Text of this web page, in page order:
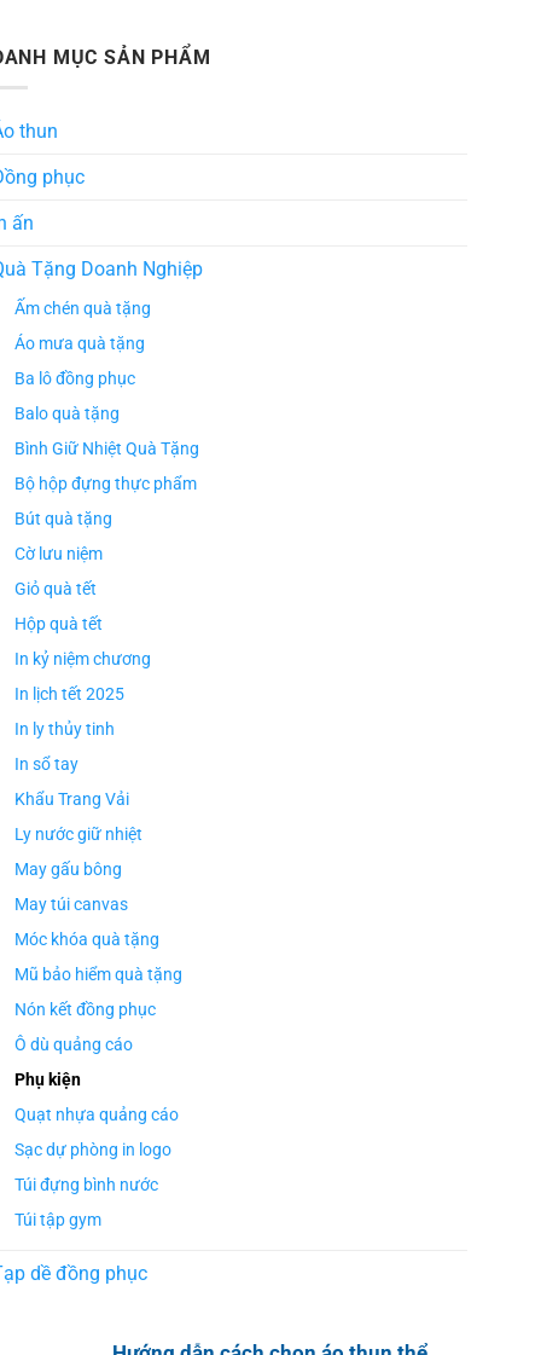
MỤC SẢN PHẨM
thun
phục
ấn
Tặng Doanh Nghiệp
Ấm chén quà tặng
Áo mưa quà tặng
Ba lô đồng phục
Balo quà tặng
Bình Giữ Nhiệt Quà Tặng
Bộ hộp đựng thực phẩm
Bút quà tặng
Cờ lưu niệm
Giỏ quà tết
Hộp quà tết
In kỷ niệm chương
In lịch tết 2025
In ly thủy tinh
In sổ tay
Khẩu Trang Vải
Ly nước giữ nhiệt
May gấu bông
May túi canvas
Móc khóa quà tặng
Mũ bảo hiểm quà tặng
Nón kết đồng phục
Ô dù quảng cáo
Phụ kiện
Quạt nhựa quảng cáo
Sạc dự phòng in logo
Túi đựng bình nước
Túi tập gym
dề đồng phục